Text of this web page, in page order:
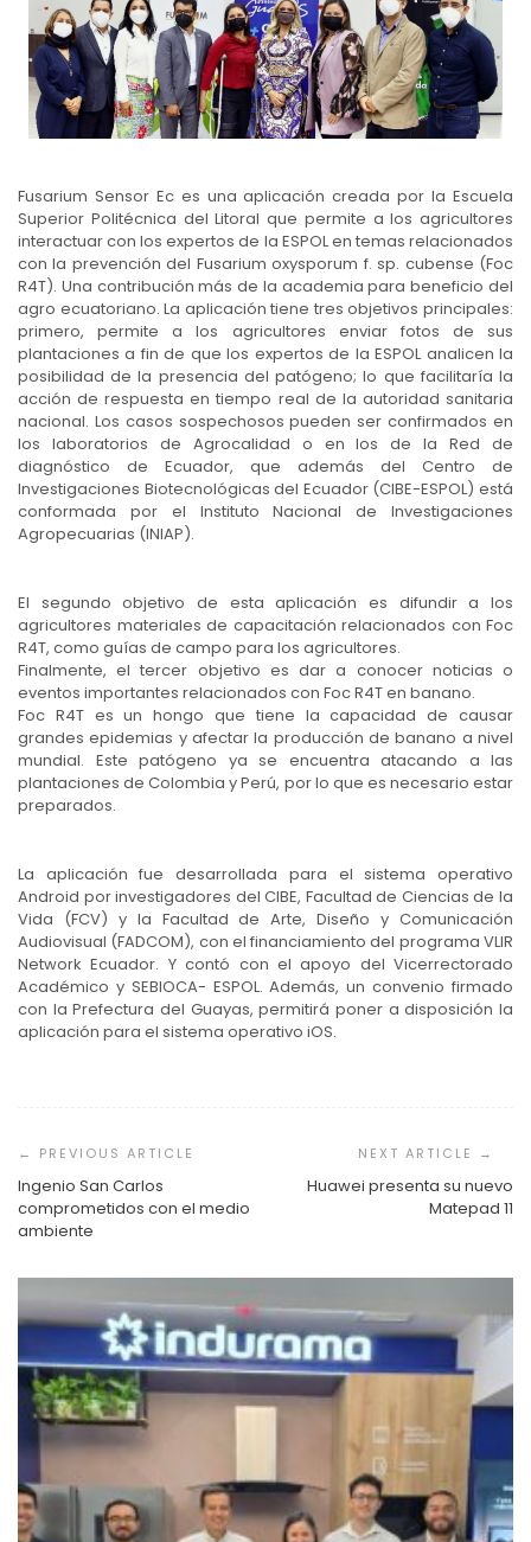
Fusarium Sensor Ec es una aplicación creada por la Escuela
Superior Politécnica del Litoral que permite a los agricultores
interactuar con los expertos de la ESPOL en temas relacionados
con la prevención del Fusarium oxysporum f. sp. cubense (Foc
R4T). Una contribución más de la academia para beneficio del
agro ecuatoriano. La aplicación tiene tres objetivos principales:
primero, permite a los agricultores enviar fotos de sus
plantaciones a fin de que los expertos de la ESPOL analicen la
posibilidad de la presencia del patógeno; lo que facilitaría la
acción de respuesta en tiempo real de la autoridad sanitaria
nacional. Los casos sospechosos pueden ser confirmados en
los laboratorios de Agrocalidad o en los de la Red de
diagnóstico de Ecuador, que además del Centro de
Investigaciones Biotecnológicas del Ecuador (CIBE-ESPOL) está
conformada por el Instituto Nacional de Investigaciones
Agropecuarias (INIAP).
El segundo objetivo de esta aplicación es difundir a los
agricultores materiales de capacitación relacionados con Foc
R4T, como guías de campo para los agricultores.
Finalmente, el tercer objetivo es dar a conocer noticias o
eventos importantes relacionados con Foc R4T en banano.
Foc R4T es un hongo que tiene la capacidad de causar
grandes epidemias y afectar la producción de banano a nivel
mundial. Este patógeno ya se encuentra atacando a las
plantaciones de Colombia y Perú, por lo que es necesario estar
preparados.
La aplicación fue desarrollada para el sistema operativo
Android por investigadores del CIBE, Facultad de Ciencias de la
Vida (FCV) y la Facultad de Arte, Diseño y Comunicación
Audiovisual (FADCOM), con el financiamiento del programa VLIR
Network Ecuador. Y contó con el apoyo del Vicerrectorado
Académico y SEBIOCA- ESPOL. Además, un convenio firmado
con la Prefectura del Guayas, permitirá poner a disposición la
aplicación para el sistema operativo iOS.
de
entradas
Ingenio San Carlos
comprometidos con el medio
ambiente
Huawei presenta su nuevo
Matepad 11